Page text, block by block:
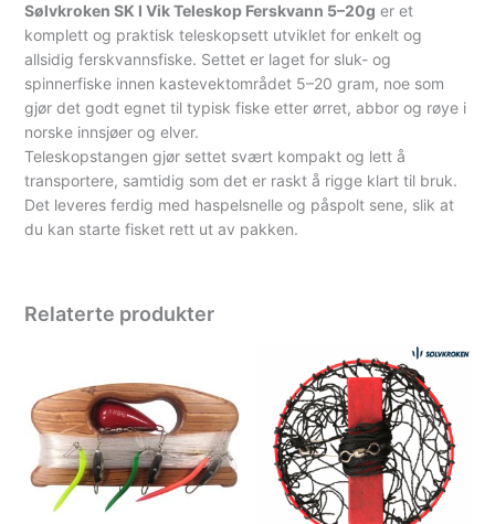
Sølvkroken SK I Vik Teleskop Ferskvann 5–20g er et
komplett og praktisk teleskopsett utviklet for enkelt og
allsidig ferskvannsfiske. Settet er laget for sluk- og
spinnerfiske innen kastevektområdet 5–20 gram, noe som
gjør det godt egnet til typisk fiske etter ørret, abbor og røye i
norske innsjøer og elver.
Teleskopstangen gjør settet svært kompakt og lett å
transportere, samtidig som det er raskt å rigge klart til bruk.
Det leveres ferdig med haspelsnelle og påspolt sene, slik at
du kan starte fisket rett ut av pakken.
Relaterte produkter